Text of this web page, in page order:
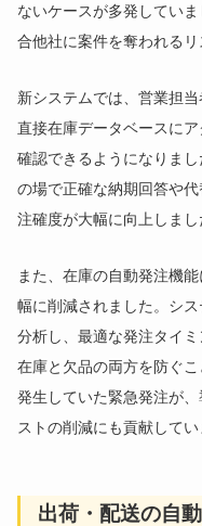
ないケースが多発してい
合他社に案件を奪われるリ
新システムでは、営業担
直接在庫データベースに
確認できるようになりま
の場で正確な納期回答や
注確度が大幅に向上しまし
また、在庫の自動発注機
幅に削減されました。シ
分析し、最適な発注タイ
在庫と欠品の両方を防ぐ
発生していた緊急発注が
ストの削減にも貢献してい
出荷・配送の自